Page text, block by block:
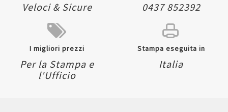
Veloci & Sicure 0437 852392
I migliori prezzi
Per la Stampa e
l'Ufficio
Stampa eseguita in
Italia